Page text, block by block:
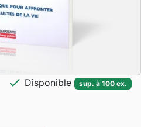
check Disponible sup. à 100 ex.